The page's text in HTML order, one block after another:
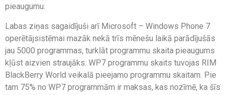
pieaugumu.
Labas ziņas sagaidījuši arī Microsoft – Windows Phone 7
operētājsistēmai mazāk nekā trīs mēnešu laikā parādījušās
jau 5000 programmas, turklāt programmu skaita pieaugums
kļūst aizvien straujāks. WP7 programmu skaits tuvojas RIM
BlackBerry World veikalā pieejamo programmu skaitam. Pie
tam 75% no WP7 programmām ir maksas, kas nozīmē, ka šīs